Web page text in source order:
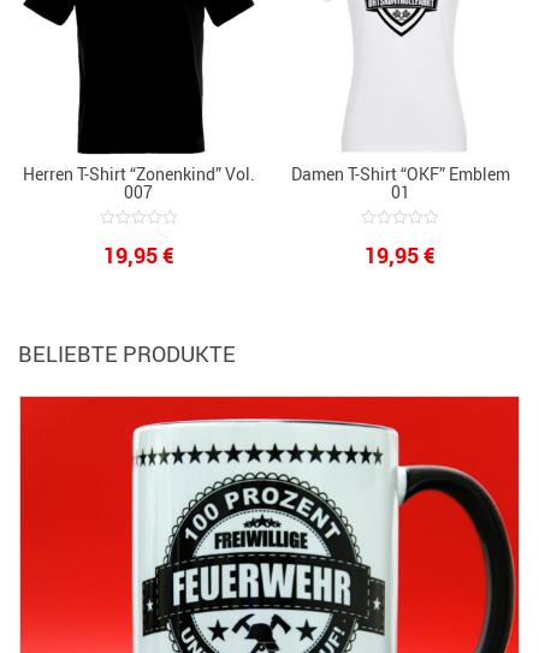
Herren T-Shirt “Zonenkind” Vol.
007
out
of
19,95€
Damen T-Shirt “OKF” Emblem
01
out
of
19,95€
BELIEBTE PRODUKTE